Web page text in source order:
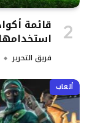
فريق التحرير
ألعاب